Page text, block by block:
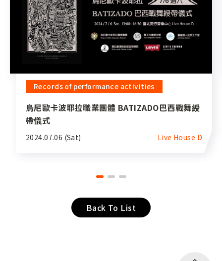
Records of performance activities
烏尼歐卡波耶拉職業團體 BATIZADO巴西戰舞綬
帶儀式
2024.07.06 (Sat) Live House D
Back To List